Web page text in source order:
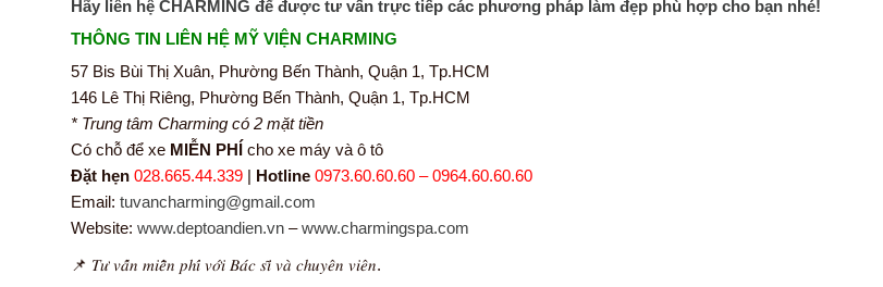
Hãy liên hệ CHARMING để được tư vấn trực tiếp các phương pháp làm đẹp phù hợp cho bạn nhé!
THÔNG TIN LIÊN HỆ MỸ VIỆN CHARMING
57 Bis Bùi Thị Xuân, Phường Bến Thành, Quận 1, Tp.HCM
146 Lê Thị Riêng, Phường Bến Thành, Quận 1, Tp.HCM
* Trung tâm Charming có 2 mặt tiền
Có chỗ để xe MIỄN PHÍ cho xe máy và ô tô
Đặt hẹn 028.665.44.339 | Hotline 0973.60.60.60 – 0964.60.60.60
Email: tuvancharming@gmail.com
Website: www.deptoandien.vn –www.charmingspa.com
📌 𝑇𝑢̛ 𝑣𝑎̂́𝑛 𝑚𝑖𝑒̂̃𝑛 𝑝ℎ𝑖́ 𝑣𝑜̛́𝑖 𝐵𝑎́𝑐 𝑠𝑖̃ 𝑣𝑎̀ 𝑐ℎ𝑢𝑦𝑒̂𝑛 𝑣𝑖𝑒̂𝑛.